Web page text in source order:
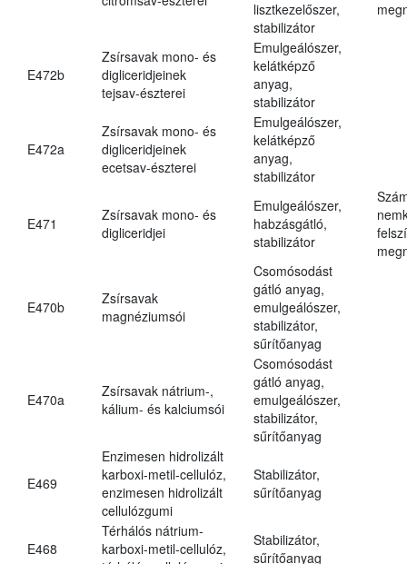
lisztkezelőszer,
stabilizátor
E472b
Zsírsavak mono- és
digliceridjeinek
tejsav-észterei
Emulgeálószer,
kelátképző
anyag,
stabilizátor
E472a
Zsírsavak mono- és
digliceridjeinek
ecetsav-észterei
Emulgeálószer,
kelátképző
anyag,
stabilizátor
E471
Zsírsavak mono- és
digliceridjei
Emulgeálószer,
habzásgátló,
stabilizátor
E470b
Zsírsavak
magnéziumsói
Csomósodást
gátló anyag,
emulgeálószer,
stabilizátor,
sűrítőanyag
E470a
Zsírsavak nátrium-,
kálium- és kalciumsói
Csomósodást
gátló anyag,
emulgeálószer,
stabilizátor,
sűrítőanyag
E469
Enzimesen hidrolizált
karboxi-metil-cellulóz,
enzimesen hidrolizált
cellulózgumi
Stabilizátor,
sűrítőanyag
E468
Térhálós nátrium-
karboxi-metil-cellulóz,
Stabilizátor,
sűrítőanyag